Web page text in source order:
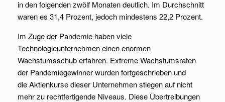
in den folgenden zwölf Monaten deutlich. Im Durchschnitt
waren es 31,4 Prozent, jedoch mindestens 22,2 Prozent.
Im Zuge der Pandemie haben viele
Technologieunternehmen einen enormen
Wachstumsschub erfahren. Extreme Wachstumsraten
der Pandemiegewinner wurden fortgeschrieben und
die Aktienkurse dieser Unternehmen stiegen auf nicht
mehr zu rechtfertigende Niveaus. Diese Übertreibungen